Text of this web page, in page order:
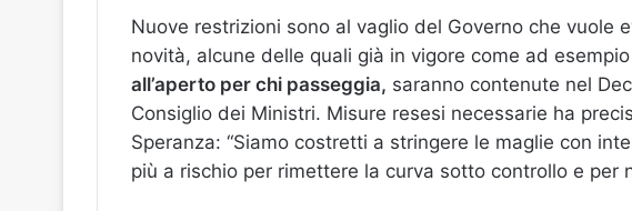
Nuove restrizioni sono al vaglio del Governo che vuole
novità, alcune delle quali già in vigore come ad esempio
all’aperto per chi passeggia, saranno contenute nel
Consiglio dei Ministri. Misure resesi necessarie ha
Speranza: “Siamo costretti a stringere le maglie con
più a rischio per rimettere la curva sotto controllo e per